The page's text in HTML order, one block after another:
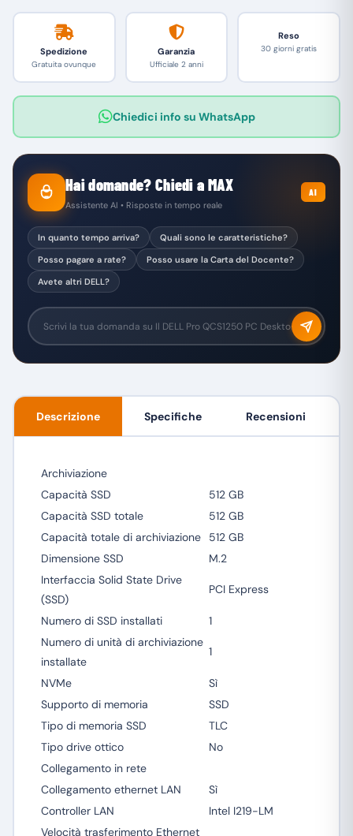
Spedizione
Gratuita ovunque
Garanzia
Ufficiale 2 anni
Reso
30 giorni gratis
Chiedici info su WhatsApp
Hai domande? Chiedi a MAX
Assistente AI • Risposte in tempo reale
AI
In quanto tempo arriva?
Quali sono le caratteristiche?
Posso pagare a rate?
Posso usare la Carta del Docente?
Avete altri DELL?
Descrizione Specifiche Recensioni
Archiviazione
Capacità SSD
512 GB
Capacità SSD totale
512 GB
Capacità totale di archiviazione
512 GB
Dimensione SSD
M.2
Interfaccia Solid State Drive
(SSD)
PCI Express
Numero di SSD installati
1
Numero di unità di archiviazione
installate
1
NVMe
Sì
Supporto di memoria
SSD
Tipo di memoria SSD
TLC
Tipo drive ottico
No
Collegamento in rete
Collegamento ethernet LAN
Sì
Controller LAN
Intel I219-LM
Velocità trasferimento Ethernet